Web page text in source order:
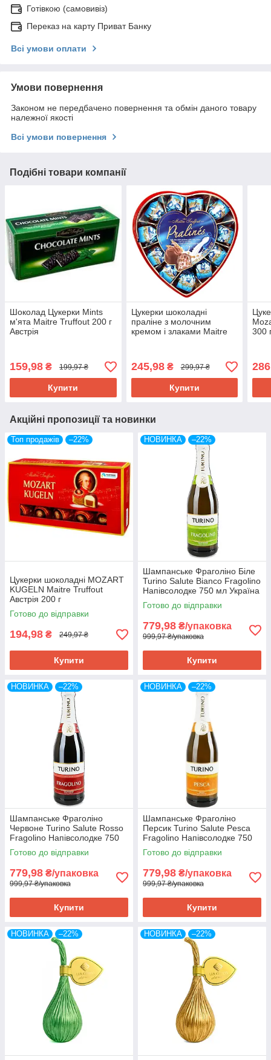
Готівкою (самовивіз)
Переказ на карту Приват Банку
Всі умови оплати
Умови повернення
Законом не передбачено повернення та обмін даного товару
належної якості
Всі умови повернення
Подібні товари компанії
Шоколад Цукерки Mints
м'ята Maitre Truffout 200 г
Австрія
159,98 ₴ 199,97 ₴
Купити
Цукерки шоколадні
праліне з молочним
кремом і злаками Maitre
245,98₴ 299,97 ₴
Купити
300
Акційні пропозиції та новинки
Топ продажів –22%
Цукерки шоколадні MOZART
KUGELN Maitre Truffout
Австрія 200 г
Готово до відправки
194,98 ₴ 249,97 ₴
Купити
НОВИНКА –22%
Шампанське Фраголіно Біле
Turino Salute Bianco Fragolino
Напівсолодке 750 мл Україна
(6 шт/1 ящ)
Готово до відправки
779,98 ₴/упаковка
999,97 ₴/упаковка
Купити
НОВИНКА –22%
Шампанське Фраголіно
Червоне Turino Salute Rosso
Fragolino Напівсолодке 750
мл Україна (6 шт/1 ящ)
Готово до відправки
779,98 ₴/упаковка
999,97 ₴/упаковка
Купити
НОВИНКА –22%
Шампанське Фраголіно
Персик Turino Salute Pesca
Fragolino Напівсолодке 750
мл Україна (6 шт/1 ящ)
Готово до відправки
779,98 ₴/упаковка
999,97 ₴/упаковка
Купити
НОВИНКА –22% НОВИНКА –22%